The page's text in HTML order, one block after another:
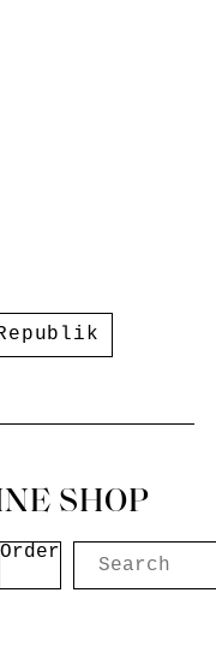
Marke
ist ein
dem
in der
SHOP
Order